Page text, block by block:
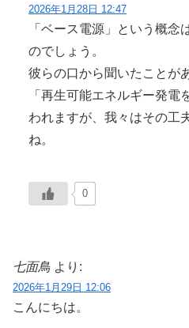
2026年1月28日 12:47
「ベース電源」という概念
のでしょう。
彼らの口から聞いたことが
「再生可能エネルギー発
われますが、我々はその工
ね。
0
七面鳥 より:
2026年1月29日 12:06
こんにちは。